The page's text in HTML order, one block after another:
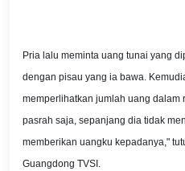
Pria lalu meminta uang tunai yang
dengan pisau yang ia bawa.
memperlihatkan jumlah uang dalam
pasrah saja, sepanjang dia tidak
memberikan uangku kepadanya,"
Guangdong TVSI.